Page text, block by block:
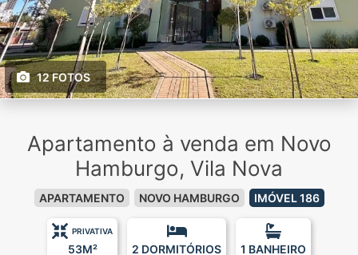
12 FOTOS
Apartamento à venda em Novo
Hamburgo, Vila Nova
APARTAMENTO NOVO HAMBURGO IMÓVEL 186
PRIVATIVA
53M² 2 DORMITÓRIOS 1 BANHEIRO